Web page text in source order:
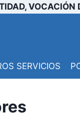
VOCACIÓN
SERVICIOS